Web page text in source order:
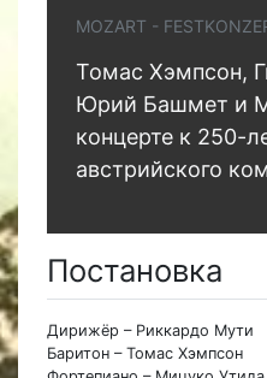
MOZART -
Томас Хэмпсон,
Юрий Башмет и
концерте к 250-
австрийского
Постановка
Дирижёр – Риккардо Мути
Баритон – Томас Хэмпсон